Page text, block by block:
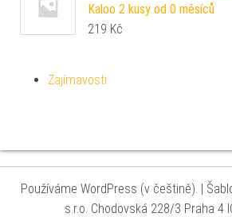
Kaloo 2 kusy od 0 měsíců
219 Kč
Zajímavosti
Používáme WordPress (v češtině). |
s.r.o. Chodovská 228/3 Praha 4